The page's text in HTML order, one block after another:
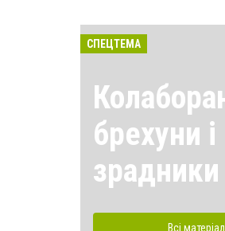
СПЕЦТЕМА
брехуни і
зрадники
Всі